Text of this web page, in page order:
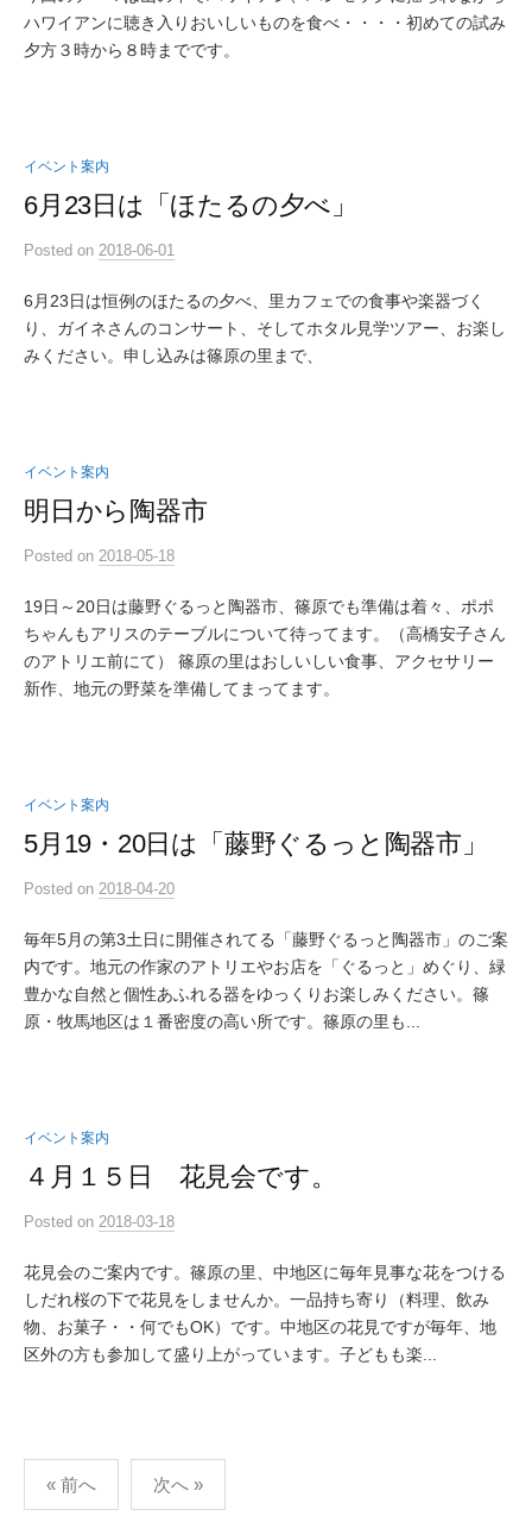
ハワイアンに聴き入りおいしいものを食べ・・・・初めての試み
夕方３時から８時までです。
イベント案内
6月23日は「ほたるの夕べ」
Posted on 2018-06-01
6月23日は恒例のほたるの夕べ、里カフェでの食事や楽器づく
り、ガイネさんのコンサート、そしてホタル見学ツアー、お楽し
みください。申し込みは篠原の里まで、
イベント案内
明日から陶器市
Posted on 2018-05-18
19日～20日は藤野ぐるっと陶器市、篠原でも準備は着々、ポポ
ちゃんもアリスのテーブルについて待ってます。（高橋安子さん
のアトリエ前にて） 篠原の里はおしいしい食事、アクセサリー
新作、地元の野菜を準備してまってます。
イベント案内
5月19・20日は「藤野ぐるっと陶器市」
Posted on 2018-04-20
毎年5月の第3土日に開催されてる「藤野ぐるっと陶器市」のご案
内です。地元の作家のアトリエやお店を「ぐるっと」めぐり、緑
豊かな自然と個性あふれる器をゆっくりお楽しみください。篠
原・牧馬地区は１番密度の高い所です。篠原の里も...
イベント案内
４月１５日 花見会です。
Posted on 2018-03-18
花見会のご案内です。篠原の里、中地区に毎年見事な花をつける
しだれ桜の下で花見をしませんか。一品持ち寄り（料理、飲み
物、お菓子・・何でもOK）です。中地区の花見ですが毎年、地
区外の方も参加して盛り上がっています。子どもも楽...
稿
« 前へ 次へ »